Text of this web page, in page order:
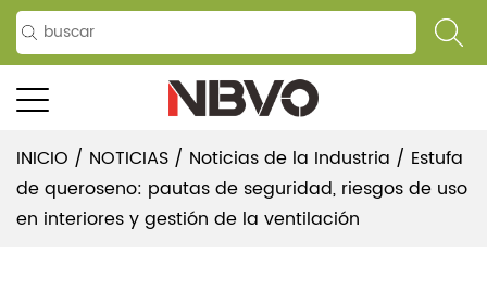
INICIO / NOTICIAS / Noticias de la Industria / Estufa
de queroseno: pautas de seguridad, riesgos de uso
en interiores y gestión de la ventilación